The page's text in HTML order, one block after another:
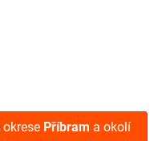
okrese Příbram a okolí